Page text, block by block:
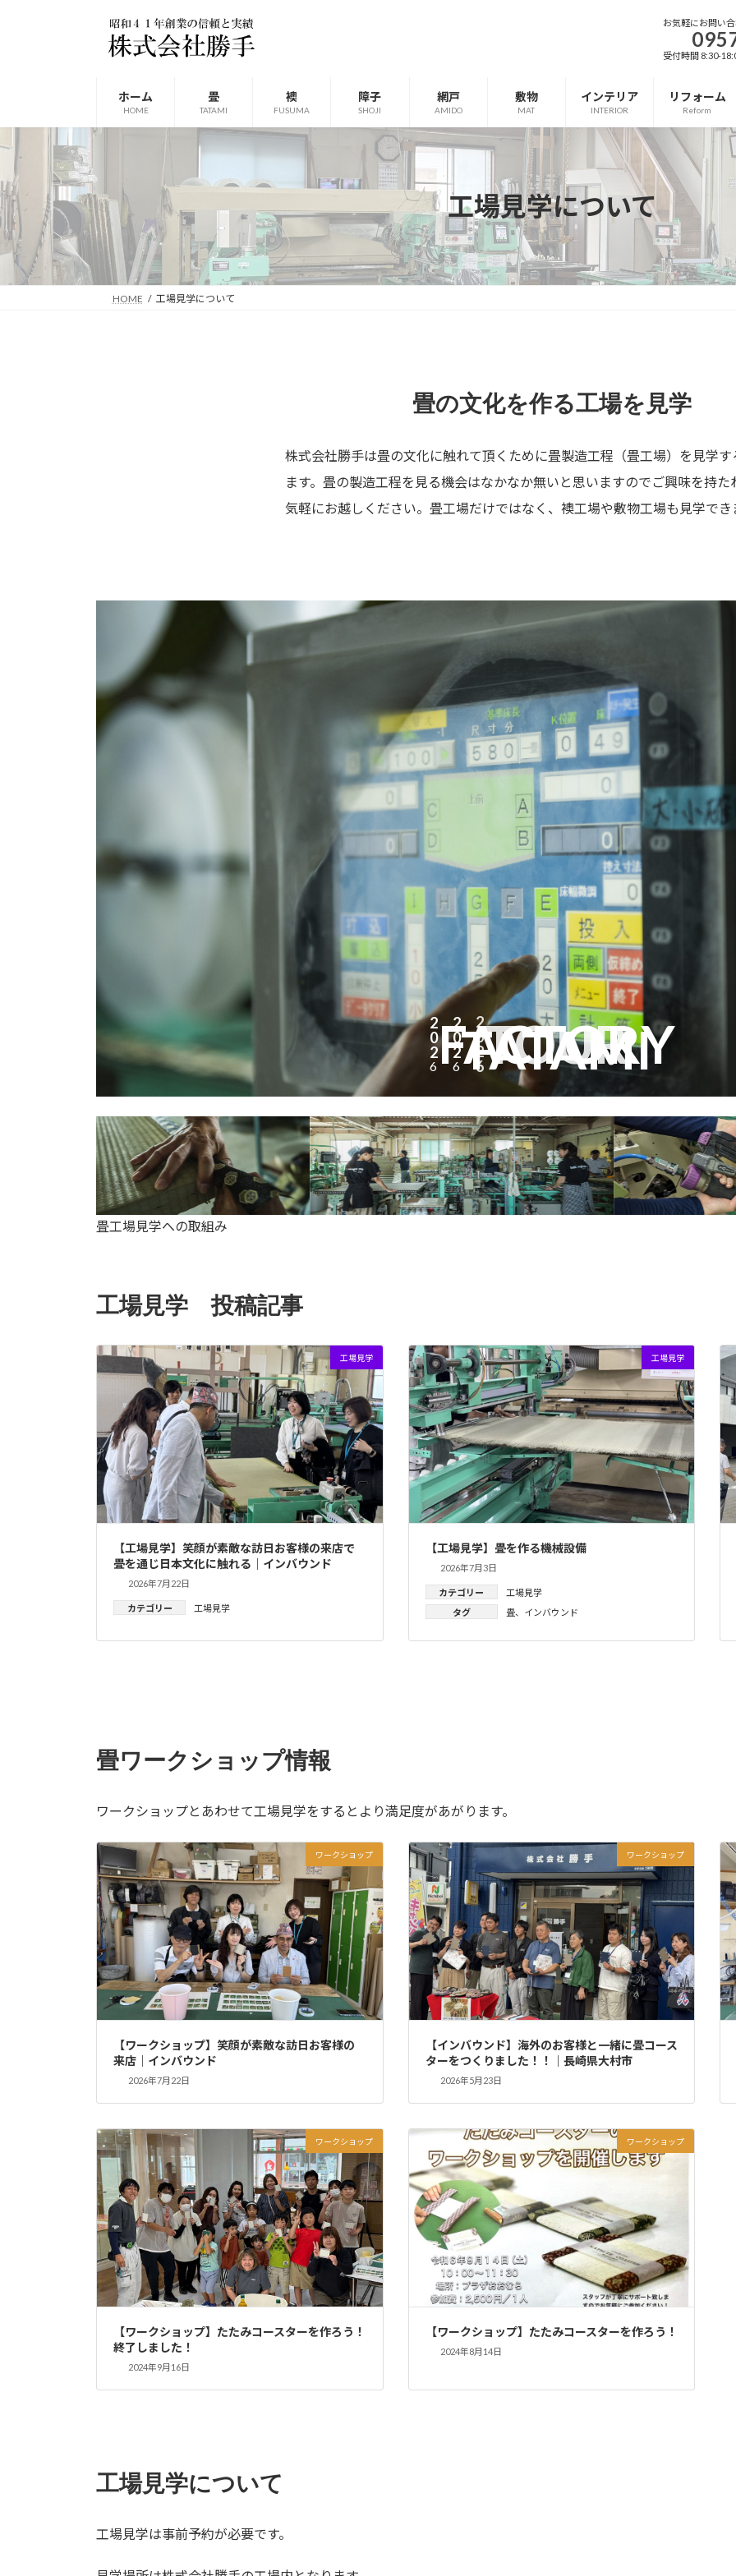
ス
キ
プ
ン
に
動
お気軽にお問い
受付時間 8:30-
ホーム
HOME
畳
TATAMI
襖
FUSUMA
障子
SHOJI
網戸
AMIDO
敷物
MAT
インテリア
INTERIOR
リフォーム
Reform
工場見学について
HOME 工場見学について
畳の文化を作る工場を見学
株式会社勝手は畳の文化に触れて頂くために畳製造工程（畳工場）を見学
ます。畳の製造工程を見る機会はなかなか無いと思いますのでご興味を持た
気軽にお越しください。畳工場だけではなく、襖工場や敷物工場も見学でき
2
0
2
6TATAMI
2
0
2
6FACTORY
2
0
2
6TOUR
畳工場見学への取組み
工場見学 投稿記事
工場見学
【工場見学】笑顔が素敵な訪日お客様の来店で
畳を通じ日本文化に触れる｜インバウンド
2026年7月22日
カテゴリー 工場見学
工場見学
【工場見学】畳を作る機械設備
2026年7月3日
カテゴリー
工場見学
タグ
畳、 インバウンド
畳ワークショップ情報
ワークショップとあわせて工場見学をするとより満足度があがります。
ワークショップ
【ワークショップ】笑顔が素敵な訪日お客様の
来店｜インバウンド
2026年7月22日
ワークショップ
【インバウンド】海外のお客様と一緒に畳コース
ターをつくりました！！｜長崎県大村市
2026年5月23日
ワークショップ
【ワークショップ】たたみコースターを作ろう！
終了しました！
2024年9月16日
ワークショップ
【ワークショップ】たたみコースターを作ろう！
2024年8月14日
工場見学について
工場見学は事前予約が必要です。